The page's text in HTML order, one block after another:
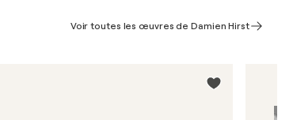
Voir toutes les œuvres de Damien Hirst